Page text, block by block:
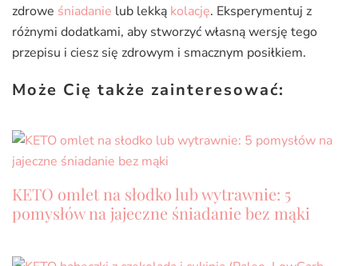
zdrowe śniadanie lub lekką kolację. Eksperymentuj z
różnymi dodatkami, aby stworzyć własną wersję tego
przepisu i ciesz się zdrowym i smacznym posiłkiem.
Może Cię także zainteresować:
KETO omlet na słodko lub wytrawnie: 5
pomysłów na jajeczne śniadanie bez mąki